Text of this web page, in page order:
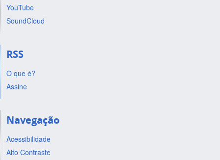
YouTube
SoundCloud
RSS
O que é?
Assine
Navegação
Acessibilidade
Alto Contraste